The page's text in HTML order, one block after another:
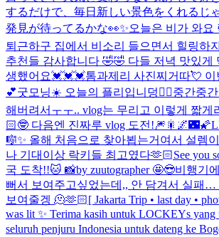
するだけで、毎日新しい景色をくれるじ
発見が待ってるかな👀✨오늘은 비가 와요
퇴근하구 집에서 비소리 들으면서 힐링하
추천들 감사합니다 🤣🤣 다들 저녁 맛있게
생했어요💓💓💓톰과제리 사진찌거따💘
💕굿모닝☀️ 오늘의 플리입니덩✌🏻중간중
해버려서ㅜㅜ.. vlog는 무리고 이렇게 짧게
🏻🤓 다음엔 진짜루 vlog 도전!🎆🎇🌌🌃🌠
🎼✨ 올해 처음으로 찾아뵙는거여서 설렘
나 기대이상 락키들 최고였다🫶🏻See you
국 도착!!🐱 📸by zuutographer 🤩😎비행기
뻐서 보여주고싶었는데,, 안 담겨서 실패…
보여줄겡 🫠🫶🏻[ Jakarta Trip • last day •
was lit ✨ Terima kasih untuk LOCKEYs yang
seluruh penjuru Indonesia untuk dateng ke